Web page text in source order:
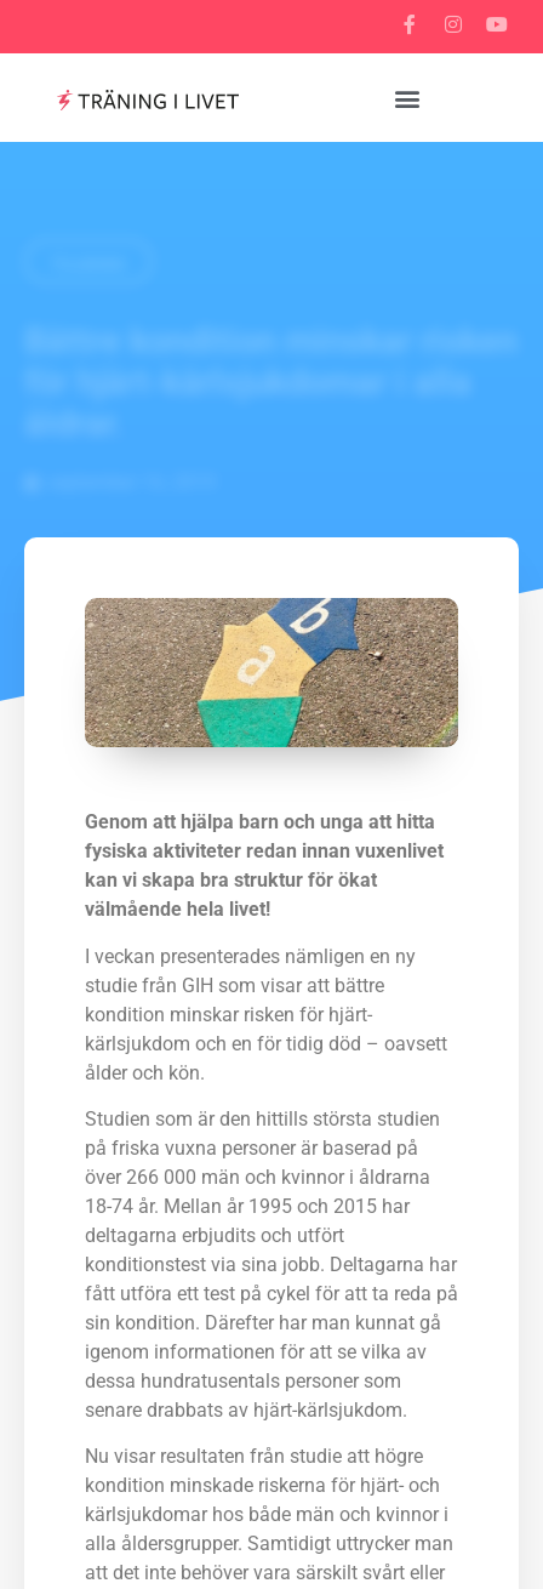
Genom att hjälpa barn och unga att hitta
fysiska aktiviteter redan innan vuxenlivet
kan vi skapa bra struktur för ökat
välmående hela livet!
I veckan presenterades nämligen en ny
studie från GIH som visar att bättre
kondition minskar risken för hjärt-
kärlsjukdom och en för tidig död – oavsett
ålder och kön.
Studien som är den hittills största studien
på friska vuxna personer är baserad på
över 266 000 män och kvinnor i åldrarna
18-74 år. Mellan år 1995 och 2015 har
deltagarna erbjudits och utfört
konditionstest via sina jobb. Deltagarna har
fått utföra ett test på cykel för att ta reda på
sin kondition. Därefter har man kunnat gå
igenom informationen för att se vilka av
dessa hundratusentals personer som
senare drabbats av hjärt-kärlsjukdom.
Nu visar resultaten från studie att högre
kondition minskade riskerna för hjärt- och
kärlsjukdomar hos både män och kvinnor i
alla åldersgrupper. Samtidigt uttrycker man
att det inte behöver vara särskilt svårt eller